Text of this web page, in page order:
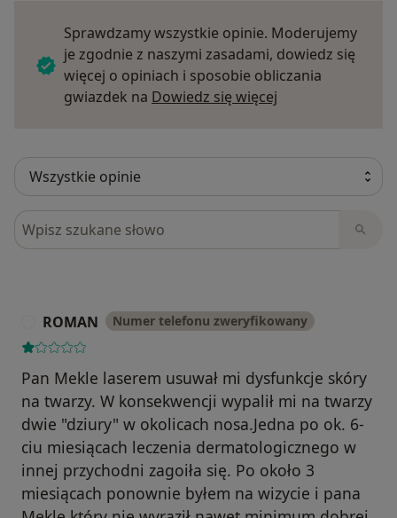
Sprawdzamy wszystkie opinie. Moderujemy
je zgodnie z naszymi zasadami, dowiedz się
więcej o opiniach i sposobie obliczania
gwiazdek na Dowiedz się więcej
Szukaj w opiniach
ROMAN Numer telefonu zweryfikowany
Pan Mekle laserem usuwał mi dysfunkcje skóry
na twarzy. W konsekwencji wypalił mi na twarzy
dwie "dziury" w okolicach nosa.Jedna po ok. 6-
ciu miesiącach leczenia dermatologicznego w
innej przychodni zagoiła się. Po około 3
miesiącach ponownie byłem na wizycie i pana